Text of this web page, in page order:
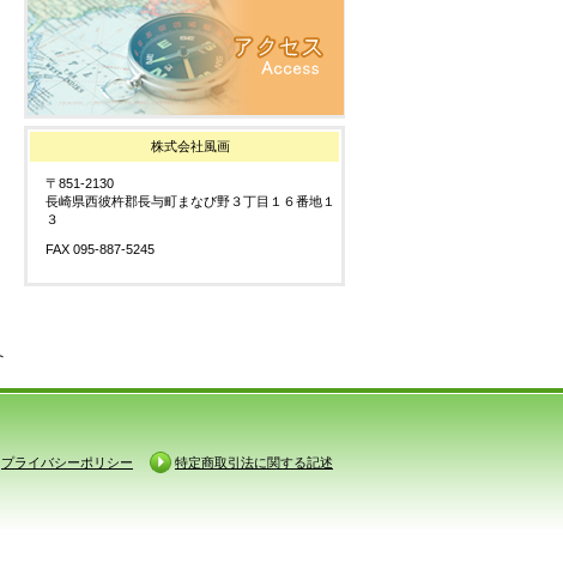
株式会社風画
〒851-2130
長崎県西彼杵郡長与町まなび野３丁目１６番地１
３
FAX 095-887-5245
プライバシーポリシー 特定商取引法に関する記述